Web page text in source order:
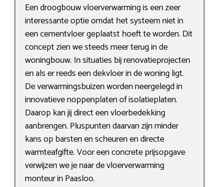
Een droogbouw vloerverwarming is een zeer
interessante optie omdat het systeem niet in
een cementvloer geplaatst hoeft te worden. Dit
concept zien we steeds meer terug in de
woningbouw. In situaties bij renovatieprojecten
en als er reeds een dekvloer in de woning ligt.
De verwarmingsbuizen worden neergelegd in
innovatieve noppenplaten of isolatieplaten.
Daarop kan jij direct een vloerbedekking
aanbrengen. Pluspunten daarvan zijn minder
kans op barsten en scheuren en directe
warmteafgifte. Voor een concrete prijsopgave
verwijzen we je naar de vloerverwarming
monteur in Paasloo.